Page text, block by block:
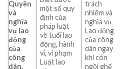
Quyền
và
nghĩa
vụ lao
động
của
công
dân.
một số quy
định của
pháp luật
về tuổi lao
động, hành
vi, vi phạm
Luật lao
trách
nhiêm và
nghĩa vụ
Lao động
của công
dân ngay
khi còn
ngồi ghế